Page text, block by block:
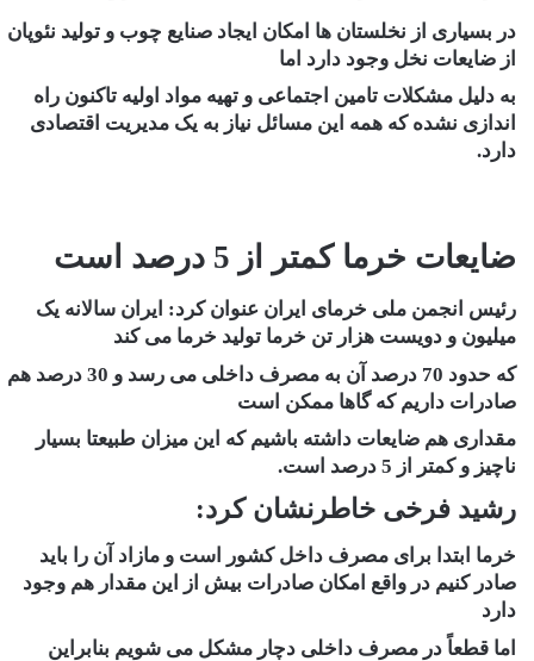
در بسیاری از نخلستان ها امکان ایجاد صنایع چوب و تولید نئوپان
از ضایعات نخل وجود دارد اما
به دلیل مشکلات تامین اجتماعی و تهیه مواد اولیه تاکنون راه
اندازی نشده که همه این مسائل نیاز به یک مدیریت اقتصادی
دارد.
ضایعات خرما کمتر از 5 درصد است
رئیس انجمن ملی خرمای ایران عنوان کرد: ایران سالانه یک
میلیون و دویست هزار تن خرما تولید خرما می کند
که حدود 70 درصد آن به مصرف داخلی می رسد و 30 درصد هم
صادرات داریم که گاها ممکن است
مقداری هم ضایعات داشته باشیم که این میزان طبیعتا بسیار
ناچیز و کمتر از 5 درصد است.
رشید فرخی خاطرنشان کرد:
خرما ابتدا برای مصرف داخل کشور است و مازاد آن را باید
صادر کنیم در واقع امکان صادرات بیش از این مقدار هم وجود
دارد
اما قطعاً در مصرف داخلی دچار مشکل می شویم بنابراین